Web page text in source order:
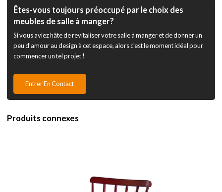
Êtes-vous toujours préoccupé par le choix des
meubles de salle à manger?
Si vous aviez hâte de revitaliser votre salle à manger et de donner un
peu d'amour au design à cet espace, alors c'est le moment idéal pour
commencer un tel projet !
Entrer En Contact
Produits connexes